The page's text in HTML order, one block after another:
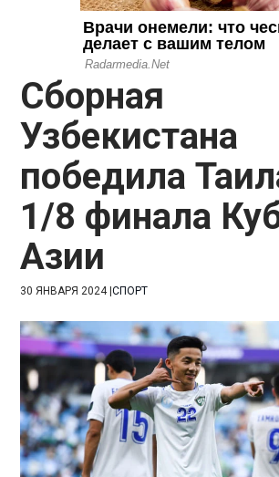
Сборная
Узбекистана
победила
1/8 финала
Азии
30 ЯНВАРЯ 2024|СПОРТ